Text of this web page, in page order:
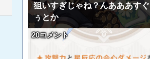
狙いすぎじゃね？んあああす
ぅとか
20コメント